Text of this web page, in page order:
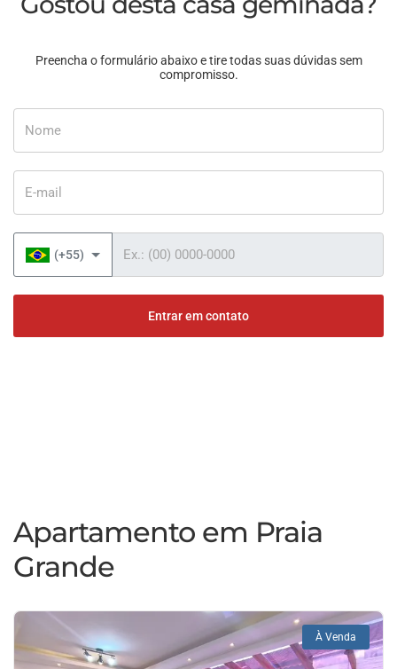
Preencha o formulário abaixo e tire todas suas dúvidas sem
compromisso.
(+55)
Entrar em contato
Apartamento em Praia
Grande
À Venda